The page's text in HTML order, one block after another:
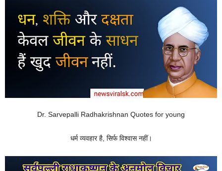
Dr. Sarvepalli Radhakrishnan Quotes for young
धर्म व्यवहार है, सिर्फ विश्वास नहीं।